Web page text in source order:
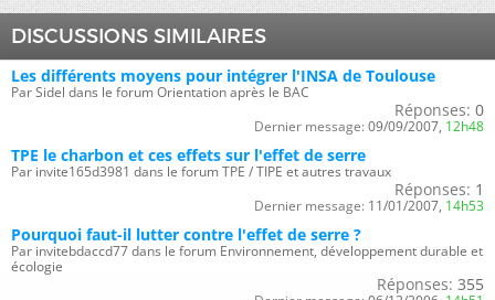
DISCUSSIONS SIMILAIRES
Les différents moyens pour intégrer l'INSA de Toulouse
Par Sidel dans le forum Orientation après le BAC
Réponses: 0
Dernier message: 09/09/2007, 12h48
TPE le charbon et ces effets sur l'effet de serre
Par invite165d3981 dans le forum TPE / TIPE et autres travaux
Réponses: 1
Dernier message: 11/01/2007, 14h53
Pourquoi faut-il lutter contre l'effet de serre ?
Par invitebdaccd77 dans le forum Environnement, développement durable et
écologie
Réponses: 355